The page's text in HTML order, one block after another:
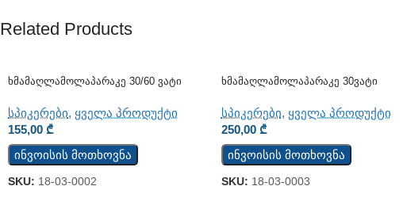
Related Products
Ხმამაღლამოლაპარაკე 30/60 Ვატი
სპიკერები, ყველა პროდუქტი
155,00 ₾
ინვოისის მოთხოვნა
SKU: 18-03-0002
Ხმამაღლამოლაპარაკე 30ვატი
სპიკერები, ყველა პროდუქტი
250,00 ₾
ინვოისის მოთხოვნა
SKU: 18-03-0003